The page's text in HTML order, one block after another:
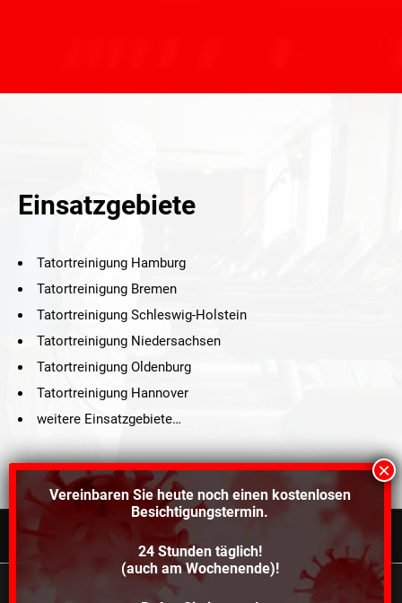
Einsatzgebiete
Tatortreinigung Hamburg
Tatortreinigung Bremen
Tatortreinigung Schleswig-Holstein
Tatortreinigung Niedersachsen
Tatortreinigung Oldenburg
Tatortreinigung Hannover
weitere Einsatzgebiete…
©2021 Schröders Service Team Nord, All Rights Reserved.
Schroeder Service Team Nord
Vereinbaren Sie heute noch einen kostenlosen
Besichtigungstermin.
24 Stunden täglich!
(auch am Wochenende)!